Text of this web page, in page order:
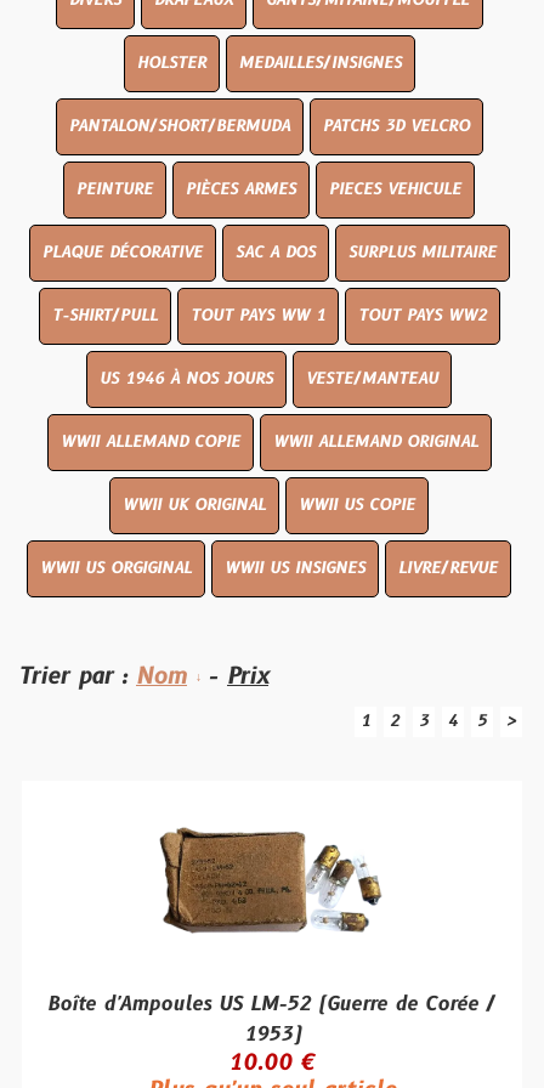
HOLSTER MEDAILLES/INSIGNES
PANTALON/SHORT/BERMUDA PATCHS 3D VELCRO
PEINTURE PIÈCES ARMES PIECES VEHICULE
PLAQUE DÉCORATIVE SAC A DOS SURPLUS MILITAIRE
T-SHIRT/PULL TOUT PAYS WW 1 TOUT PAYS WW2
US 1946 À NOS JOURS VESTE/MANTEAU
WWII ALLEMAND COPIE WWII ALLEMAND ORIGINAL
WWII UK ORIGINAL WWII US COPIE
WWII US ORGIGINAL WWII US INSIGNES LIVRE/REVUE
Trier par : Nom - Prix
1 2 3 4 5 >
Boîte d'Ampoules US LM-52 (Guerre de Corée /
1953)
10.00 €